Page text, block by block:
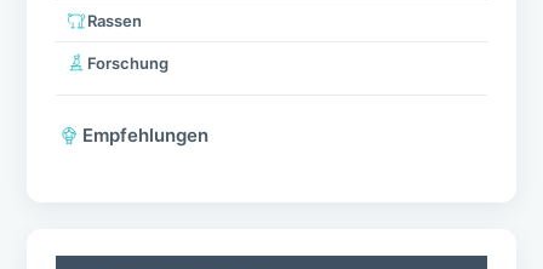
Rassen
Forschung
Empfehlungen